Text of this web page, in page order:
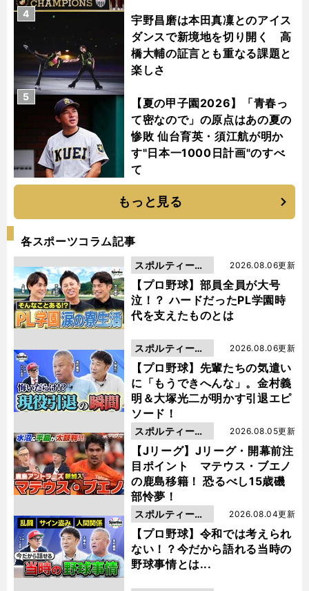
宇野昌磨は本田真凜とのアイス
ダンスで新境地を切り開く 高
橋大輔の証言とも重なる課題と
楽しさ
4
【夏の甲子園2026】「青春っ
て密なので」の原点はあの夏の
惨敗 仙台育英・須江航が明か
す"日本一1000日計画"のすべ
て
5
もっと見る
各スポーツコラム記事
【プロ野球】部員全員が大号
泣！？ ハードだったPL学園時
代を支えたものとは
2026.08.06更新
スポルティーバ
動画
【プロ野球】先輩たちの気遣い
に「もうできへんな」。金村義
明＆大塚光二が明かす引退エピ
ソード！
2026.08.06更新
スポルティーバ
動画
【Jリーグ】Jリーグ・開幕前注
目ポイント マテウス・ブエノ
の鹿島移籍！ 恐るべし15歳磯
部怜夢！
2026.08.05更新
スポルティーバ
動画
【プロ野球】令和では考えられ
ない！？今だから語れる当時の
野球事情とは...
2026.08.04更新
スポルティーバ
動画